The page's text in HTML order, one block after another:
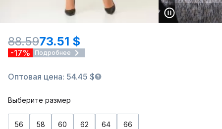
88.5973.51 $
-17% Подробнее
Оптовая цена: 54.45 $
Выберите размер
56 58 60 62 64 66